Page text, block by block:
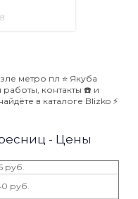
метро пл ⭐️ Якуба
работы, контакты ☎️ и
в каталоге Blizko ⚡️
- Цены
руб.
руб.